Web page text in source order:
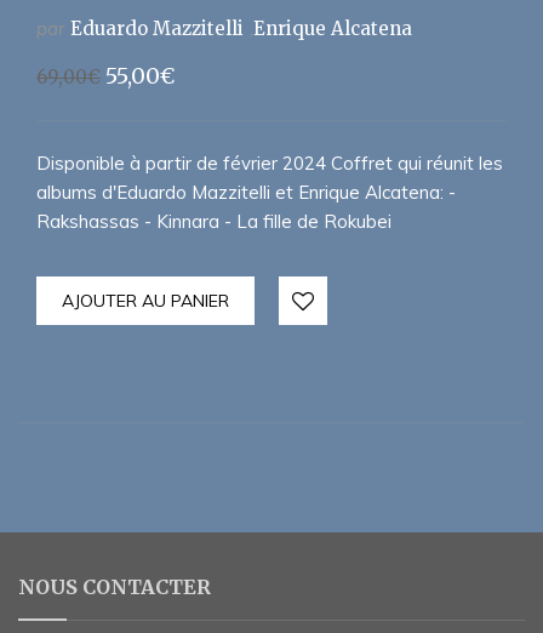
par Eduardo Mazzitelli Enrique Alcatena
69,00€ Le
était :
69,00€.
55,00€Le
est :
55,00€.
Disponible à partir de février 2024 Coffret qui réunit les
albums d'Eduardo Mazzitelli et Enrique Alcatena: -
Rakshassas - Kinnara - La fille de Rokubei
AJOUTER AU PANIER
NOUS CONTACTER